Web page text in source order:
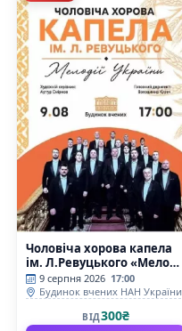
Чоловіча хорова капела
ім. Л.Ревуцького «Мелодії
України»
9 серпня 2026 17:00
Будинок вчених НАН України
ВІД300₴